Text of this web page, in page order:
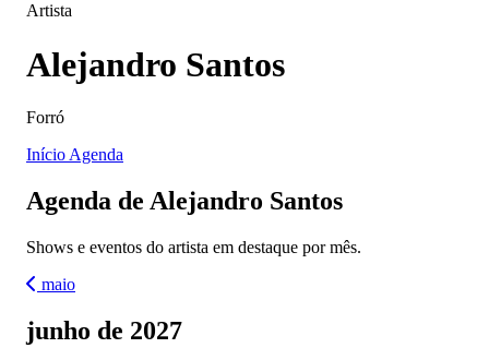
Artista
Alejandro Santos
Forró
Início Agenda
Agenda de Alejandro Santos
Shows e eventos do artista em destaque por mês.
maio
junho de 2027